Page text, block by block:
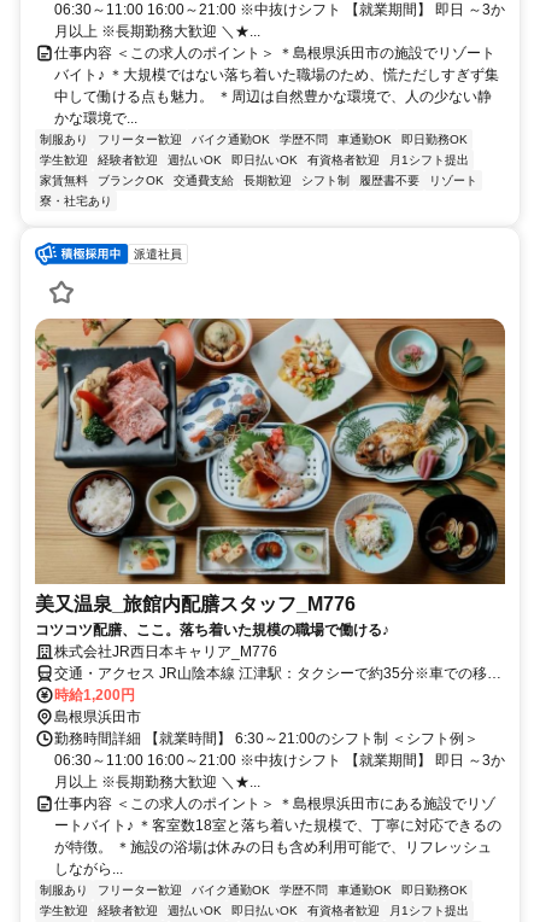
06:30～11:00 16:00～21:00 ※中抜けシフト 【就業期間】 即日 ～3か
月以上 ※長期勤務大歓迎 ＼★...
仕事内容 ＜この求人のポイント＞ ＊島根県浜田市の施設でリゾート
バイト♪ ＊大規模ではない落ち着いた職場のため、慌ただしすぎず集
中して働ける点も魅力。 ＊周辺は自然豊かな環境で、人の少ない静
かな環境で...
制服あり フリーター歓迎 バイク通勤OK 学歴不問 車通勤OK
即日勤務OK
学生歓迎
経験者歓迎 週払いOK 即日払いOK 有資格者歓迎
月1シフト提出
家賃無料
ブランクOK 交通費支給 長期歓迎 シフト制 履歴書不要
リゾート
寮・社宅あり
派遣社員
美又温泉_旅館内配膳スタッフ_M776
コツコツ配膳、ここ。落ち着いた規模の職場で働ける♪
株式会社JR西日本キャリア_M776
交通・アクセス JR山陰本線 江津駅：タクシーで約35分※車での移動
手段については直接お話いたします。
時給1,200円
島根県浜田市
勤務時間詳細 【就業時間】 6:30～21:00のシフト制 ＜シフト例＞
06:30～11:00 16:00～21:00 ※中抜けシフト 【就業期間】 即日 ～3か
月以上 ※長期勤務大歓迎 ＼★...
仕事内容 ＜この求人のポイント＞ ＊島根県浜田市にある施設でリゾ
ートバイト♪ ＊客室数18室と落ち着いた規模で、丁寧に対応できるの
が特徴。 ＊施設の浴場は休みの日も含め利用可能で、リフレッシュ
しながら...
制服あり フリーター歓迎 バイク通勤OK 学歴不問 車通勤OK
即日勤務OK
学生歓迎
経験者歓迎 週払いOK 即日払いOK 有資格者歓迎
月1シフト提出